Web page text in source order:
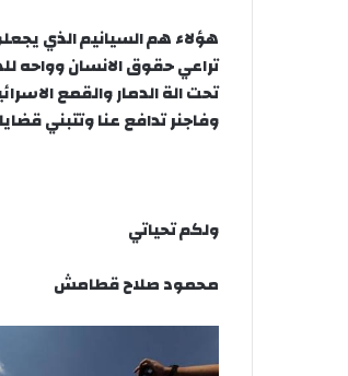
هؤلاء هم السيانيم الذي
تراعي حقوق الانسان وواحه
تحت الة الدمار والقمع
وفاجنر تدافع عنا وتتبني
ولكم تحياتي
محمود صلاح قطامش